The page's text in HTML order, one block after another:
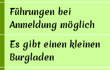
Führungen bei
Anmeldung möglich
Es gibt einen kleinen
Burgladen